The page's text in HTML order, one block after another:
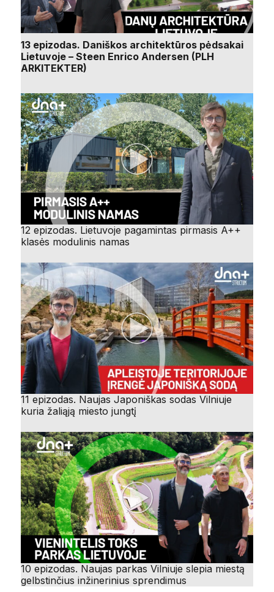
13 epizodas. Daniškos architektūros pėdsakai
Lietuvoje – Steen Enrico Andersen (PLH
ARKITEKTER)
12 epizodas. Lietuvoje pagamintas pirmasis A++
klasės modulinis namas
11 epizodas. Naujas Japoniškas sodas Vilniuje
kuria žaliąją miesto jungtį
10 epizodas. Naujas parkas Vilniuje slepia miestą
gelbstinčius inžinerinius sprendimus